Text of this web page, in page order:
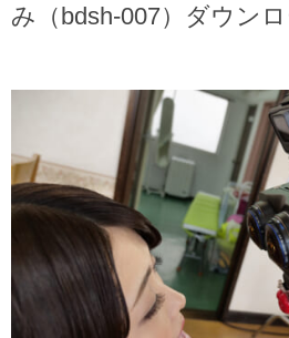
み（bdsh-007）ダウン